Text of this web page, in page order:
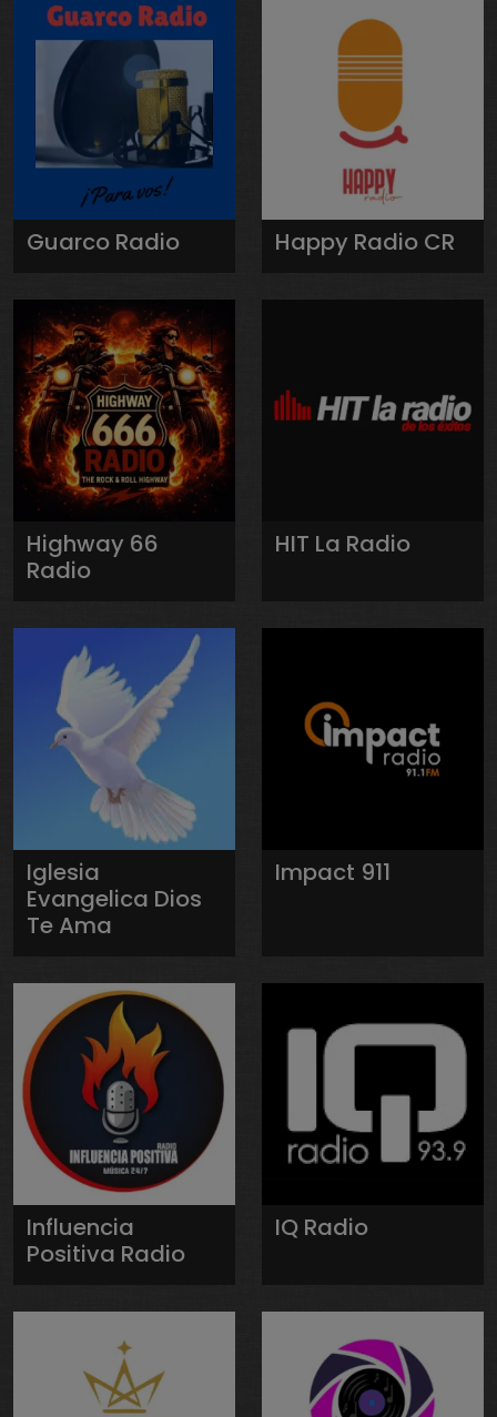
Guarco Radio Happy Radio CR
Highway 66
Radio
HIT La Radio
Iglesia
Evangelica Dios
Te Ama
Impact 911
Influencia
Positiva Radio
IQ Radio